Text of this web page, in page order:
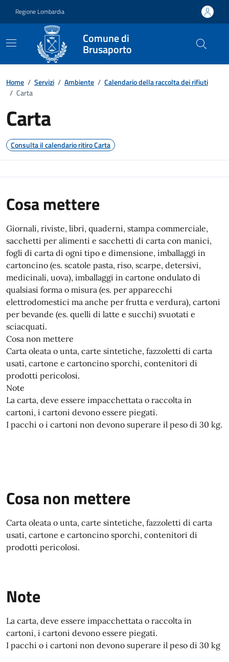
Regione Lombardia
Comune di
Brusaporto
Dettaglio raccolta rifiuti
Home / Servizi / Ambiente / Calendario della raccolta dei rifiuti
/ Carta
Carta
Consulta il calendario ritiro Carta
Cosa mettere
Giornali, riviste, libri, quaderni, stampa commerciale,
sacchetti per alimenti e sacchetti di carta con manici,
fogli di carta di ogni tipo e dimensione, imballaggi in
cartoncino (es. scatole pasta, riso, scarpe, detersivi,
medicinali, uova), imballaggi in cartone ondulato di
qualsiasi forma o misura (es. per apparecchi
elettrodomestici ma anche per frutta e verdura), cartoni
per bevande (es. quelli di latte e succhi) svuotati e
sciacquati.
Cosa non mettere
Carta oleata o unta, carte sintetiche, fazzoletti di carta
usati, cartone e cartoncino sporchi, contenitori di
prodotti pericolosi.
Note
La carta, deve essere impacchettata o raccolta in
cartoni, i cartoni devono essere piegati.
I pacchi o i cartoni non devono superare il peso di 30 kg.
Cosa non mettere
Carta oleata o unta, carte sintetiche, fazzoletti di carta
usati, cartone e cartoncino sporchi, contenitori di
prodotti pericolosi.
Note
La carta, deve essere impacchettata o raccolta in
cartoni, i cartoni devono essere piegati.
I pacchi o i cartoni non devono superare il peso di 30 kg